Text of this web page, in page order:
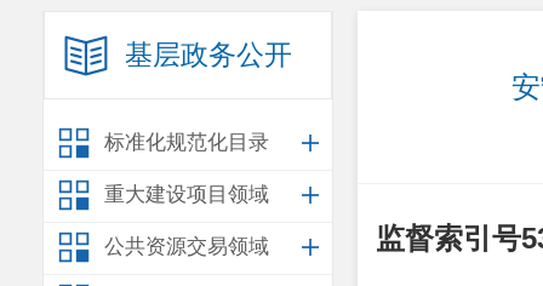
基层政务公开
标准化规范化目录
重大建设项目领域
公共资源交易领域 监督索引号